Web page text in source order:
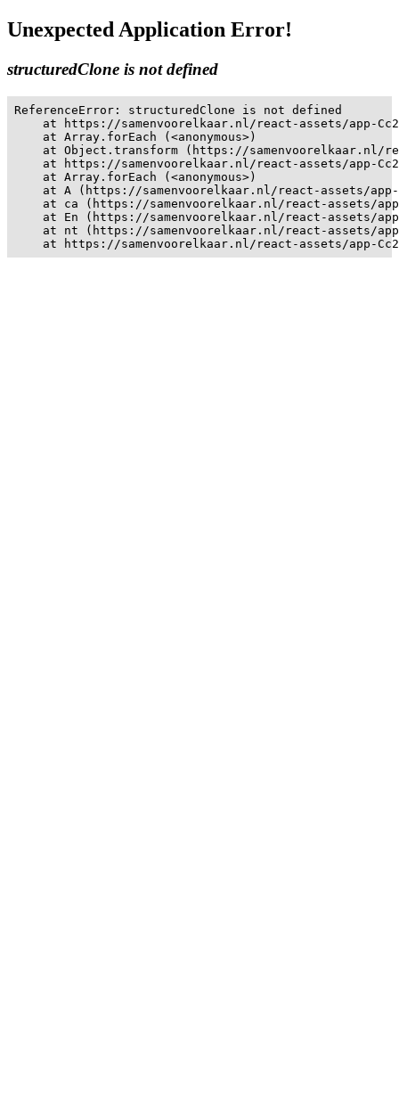
Unexpected Application Error!
structuredClone is not defined
ReferenceError: structuredClone is not defined
at https://samenvoorelkaar.nl/react-assets/app-
    at Array.forEach (<anonymous>)
at Object.transform (https://samenvoorelkaar.nl/
at https://samenvoorelkaar.nl/react-assets/app-
    at Array.forEach (<anonymous>)
at A (https://samenvoorelkaar.nl/react-assets/
at ca (https://samenvoorelkaar.nl/react-assets/
at En (https://samenvoorelkaar.nl/react-assets/
at nt (https://samenvoorelkaar.nl/react-assets/
at https://samenvoorelkaar.nl/react-assets/app-